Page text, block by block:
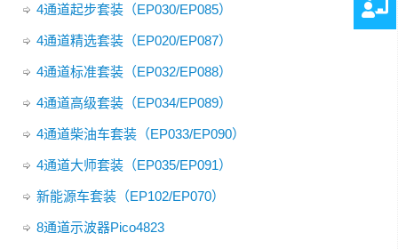
4通道起步套装（EP030/EP085）
4通道精选套装（EP020/EP087）
4通道标准套装（EP032/EP088）
4通道高级套装（EP034/EP089）
4通道柴油车套装（EP033/EP090）
4通道大师套装（EP035/EP091）
新能源车套装（EP102/EP070）
8通道示波器Pico4823